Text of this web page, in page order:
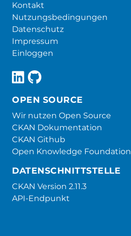
Kontakt
Nutzungsbedingungen
Datenschutz
Impressum
Einloggen
OPEN SOURCE
Wir nutzen Open Source
CKAN Dokumentation
CKAN Github
Open Knowledge Foundation
DATENSCHNITTSTELLE
CKAN Version 2.11.3
API-Endpunkt